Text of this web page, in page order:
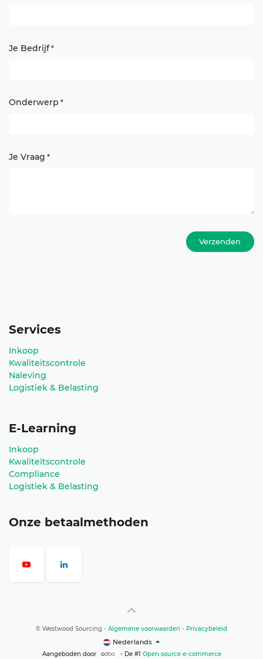
Je Bedrijf*
Onderwerp *
Je Vraag *
Verzenden
Services
Inkoop
Kwaliteitscontrole
Naleving
Logistiek & Belasting
E-Learning
Inkoop
Kwaliteitscontrole
Compliance
Logistiek & Belasting
Onze betaalmethoden
© Westwood Sourcing - Algemene voorwaarden - Privacybeleid
Nederlands
Aangeboden door - De #1 Open source e-commerce